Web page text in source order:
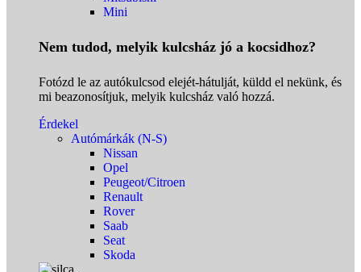
Mini
Nem tudod, melyik kulcsház jó a kocsidhoz?
Fotózd le az autókulcsod elejét-hátulját, küldd el nekünk, és
mi beazonosítjuk, melyik kulcsház való hozzá.
Érdekel
Autómárkák (N-S)
Nissan
Opel
Peugeot/Citroen
Renault
Rover
Saab
Seat
Skoda